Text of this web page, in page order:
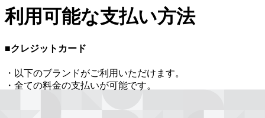
利用可能な支払い方法
■クレジットカード
・以下のブランドがご利用いただけます。
・全ての料金の支払いが可能です。